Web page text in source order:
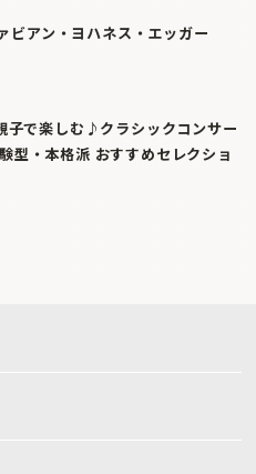
ビアン・ヨハネス・エッガー
子で楽しむ♪クラシックコンサー
型・本格派 おすすめセレクショ